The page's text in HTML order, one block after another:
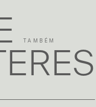
TAMBÉM